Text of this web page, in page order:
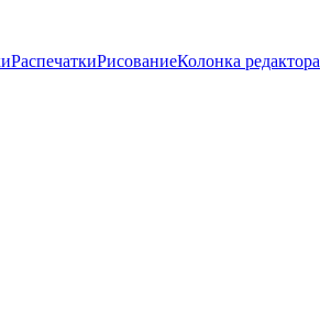
РаспечаткиРисованиеКолонка редактора